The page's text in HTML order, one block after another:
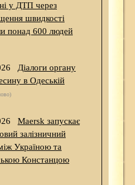
у ДТП через
швидкості
понад 600 людей
Діалоги органу
в Одеській
Maersk запускає
залізничний
Україною та
Констанцою